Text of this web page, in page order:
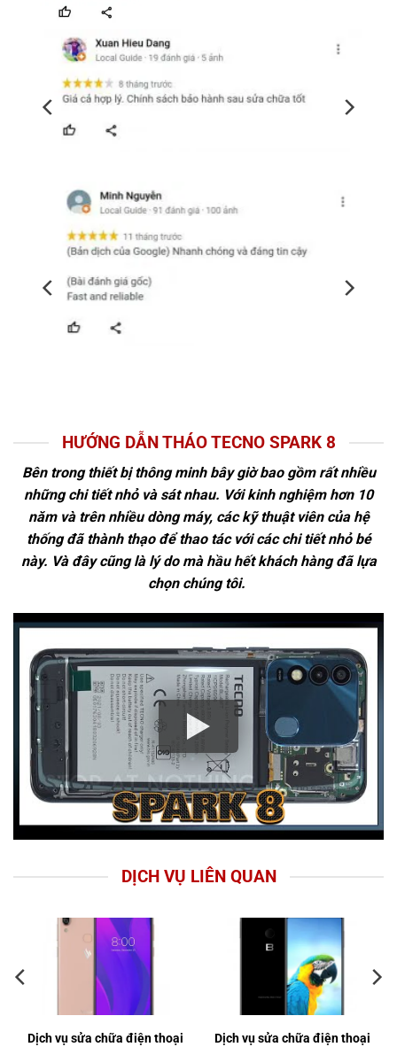
HƯỚNG DẪN THÁO TECNO SPARK 8
Bên trong thiết bị thông minh bây giờ bao gồm rất nhiều
những chi tiết nhỏ và sát nhau. Với kinh nghiệm hơn 10
năm và trên nhiều dòng máy, các kỹ thuật viên của hệ
thống đã thành thạo để thao tác với các chi tiết nhỏ bé
này. Và đây cũng là lý do mà hầu hết khách hàng đã lựa
chọn chúng tôi.
DỊCH VỤ LIÊN QUAN
Dịch vụ sửa chữa điện thoại
Dịch vụ sửa chữa điện thoại